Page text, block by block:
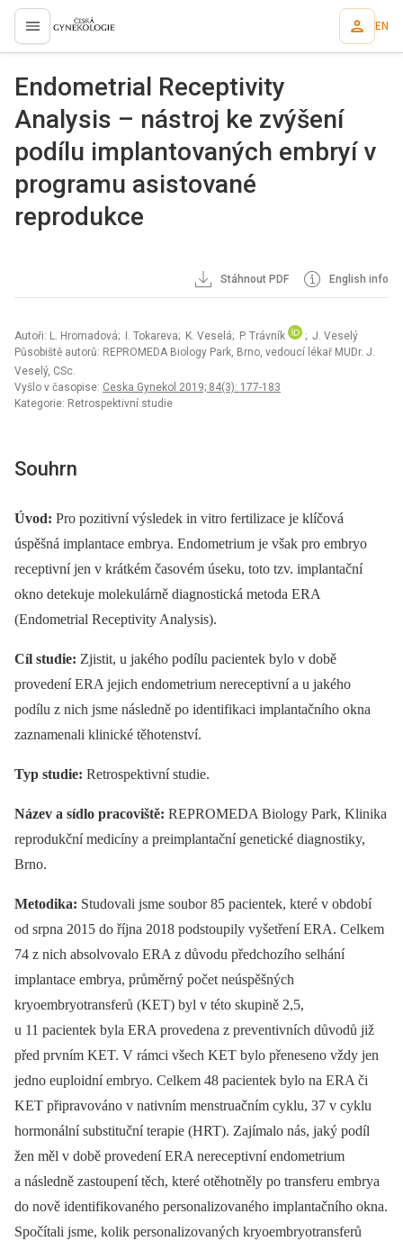
proLékaře.cz EN
Endometrial Receptivity
Analysis – nástroj ke zvýšení
podílu implantovaných embryí v
programu asistované
reprodukce
Stáhnout PDF English info
Autoři: L. Hromadová; I. Tokareva; K. Veselá; P. Trávník
; J. Veselý
Působiště autorů: REPROMEDA Biology Park, Brno, vedoucí lékař MUDr. J.
Veselý, CSc.
Vyšlo v časopise: Ceska Gynekol 2019; 84(3): 177-183
Kategorie: Retrospektivní studie
Souhrn
Úvod: Pro pozitivní výsledek in vitro fertilizace je klíčová
úspěšná implantace embrya. Endometrium je však pro embryo
receptivní jen v krátkém časovém úseku, toto tzv. implantační
okno detekuje molekulárně diagnostická metoda ERA
(Endometrial Receptivity Analysis).
Cíl studie: Zjistit, u jakého podílu pacientek bylo v době
provedení ERA jejich endometrium nereceptivní a u jakého
podílu z nich jsme následně po identifikaci implantačního okna
zaznamenali klinické těhotenství.
Typ studie: Retrospektivní studie.
Název a sídlo pracoviště: REPROMEDA Biology Park, Klinika
reprodukční medicíny a preimplantační genetické diagnostiky,
Brno.
Metodika: Studovali jsme soubor 85 pacientek, které v období
od srpna 2015 do října 2018 podstoupily vyšetření ERA. Celkem
74 z nich absolvovalo ERA z důvodu předchozího selhání
implantace embrya, průměrný počet neúspěšných
kryoembryotransferů (KET) byl v této skupině 2,5,
u 11 pacientek byla ERA provedena z preventivních důvodů již
před prvním KET. V rámci všech KET bylo přeneseno vždy jen
jedno euploidní embryo. Celkem 48 pacientek bylo na ERA či
KET připravováno v nativním menstruačním cyklu, 37 v cyklu
hormonální substituční terapie (HRT). Zajímalo nás, jaký podíl
žen měl v době provedení ERA nereceptivní endometrium
a následně zastoupení těch, které otěhotněly po transferu embrya
do nově identifikovaného personalizovaného implantačního okna.
Spočítali jsme, kolik personalizovaných kryoembryotransferů